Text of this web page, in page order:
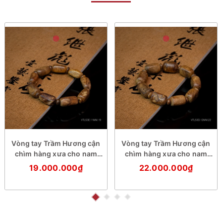
Vòng tay Trầm Hương cận
chìm hàng xưa cho nam
(size cơ bản)
19.000.000₫
Vòng tay Trầm Hương cận
chìm hàng xưa cho nam
(size trung)
22.000.000₫